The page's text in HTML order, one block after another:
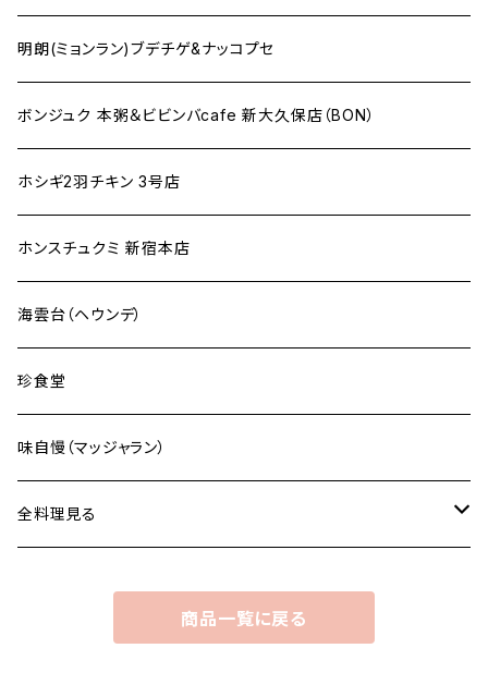
明朗(ミョンラン)ブデチゲ&ナッコプセ
ボンジュク 本粥＆ビビンバcafe 新大久保店（BON）
ホシギ2羽チキン 3号店
ホンスチュクミ 新宿本店
海雲台（ヘウンデ）
珍食堂
味自慢（マッジャラン）
全料理見る
商品一覧に戻る